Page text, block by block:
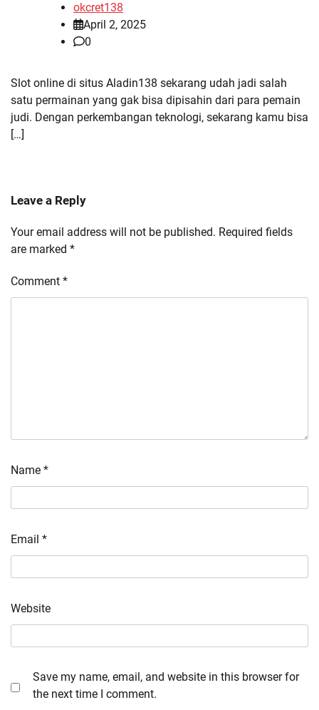
okcret138
April 2, 2025
0
Slot online di situs Aladin138 sekarang udah jadi salah
satu permainan yang gak bisa dipisahin dari para pemain
judi. Dengan perkembangan teknologi, sekarang kamu bisa
[…]
Leave a Reply
Your email address will not be published. Required fields
are marked *
Comment *
Name *
Email *
Website
Save my name, email, and website in this browser for
the next time I comment.